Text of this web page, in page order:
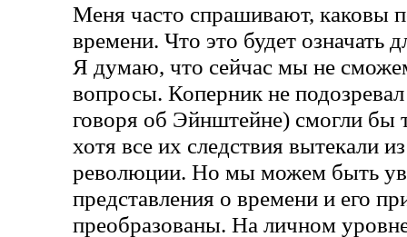
Меня часто спрашивают, каковы
времени. Что это будет означать
Я думаю, что сейчас мы не
вопросы. Коперник не
говоря об Эйнштейне) смогли бы
хотя все их следствия вытекали
революции. Но мы можем быть
представления о времени и его
преобразованы. На личном